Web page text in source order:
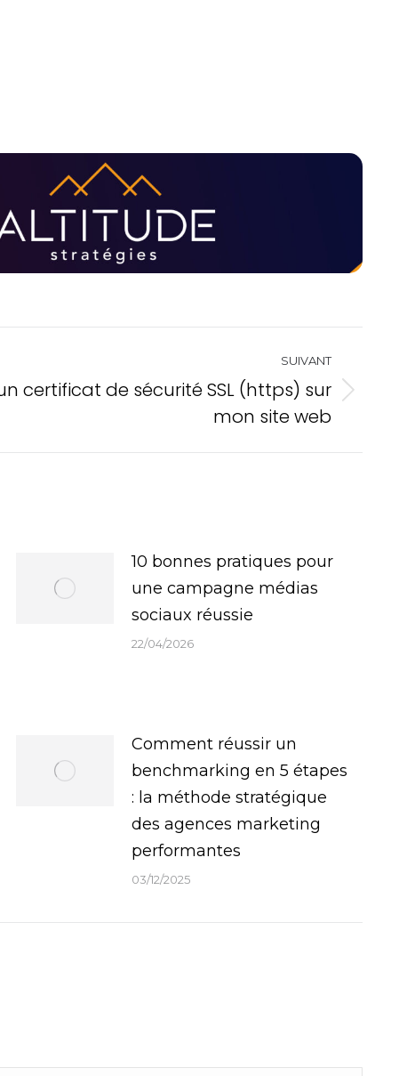
SUIVANT
certificat de sécurité SSL (https) sur
mon site web
10 bonnes pratiques pour
une campagne médias
sociaux réussie
22/04/2026
Comment réussir un
benchmarking en 5 étapes
: la méthode stratégique
des agences marketing
performantes
03/12/2025